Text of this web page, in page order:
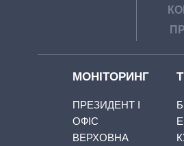
МОНІТОРИНГ
ПРЕЗИДЕНТ І
ОФІС
ВЕРХОВНА